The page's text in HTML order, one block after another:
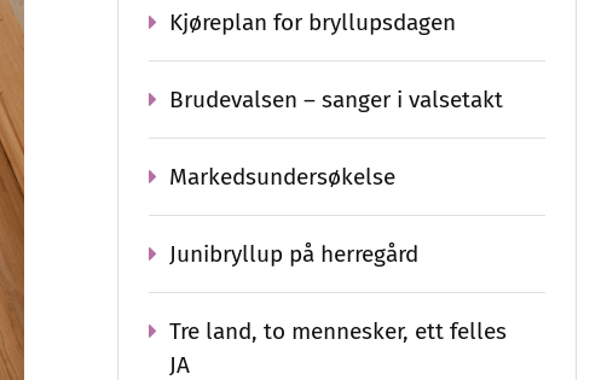
Kjøreplan for bryllupsdagen
Brudevalsen – sanger i valsetakt
Markedsundersøkelse
Junibryllup på herregård
Tre land, to mennesker, ett felles
JA